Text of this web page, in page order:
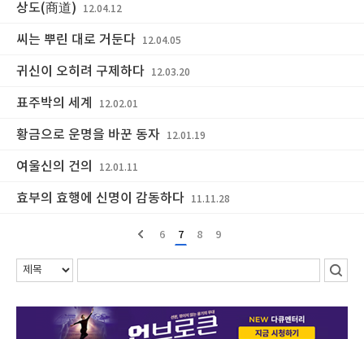
상도(商道) 12.04.12
씨는 뿌린 대로 거둔다 12.04.05
귀신이 오히려 구제하다 12.03.20
표주박의 세계 12.02.01
황금으로 운명을 바꾼 동자 12.01.19
여울신의 건의 12.01.11
효부의 효행에 신명이 감동하다 11.11.28
6 7 8 9